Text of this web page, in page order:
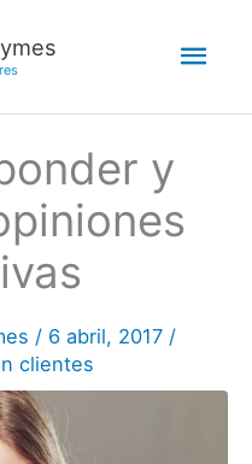
y
/ 6 abril, 2017 /
clientes